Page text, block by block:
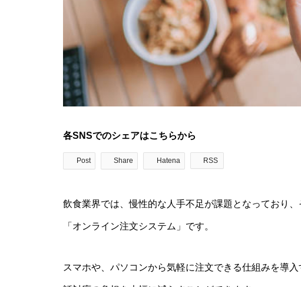
各SNSでのシェアはこちらから
Post Share Hatena RSS
飲食業界では、慢性的な人手不足が課題となっており
「オンライン注文システム」です。
スマホや、パソコンから気軽に注文できる仕組みを導